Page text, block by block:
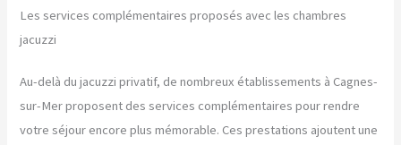
Les services complémentaires proposés avec les chambres
jacuzzi
Au-delà du jacuzzi privatif, de nombreux établissements à Cagnes-
sur-Mer proposent des services complémentaires pour rendre
votre séjour encore plus mémorable. Ces prestations ajoutent une